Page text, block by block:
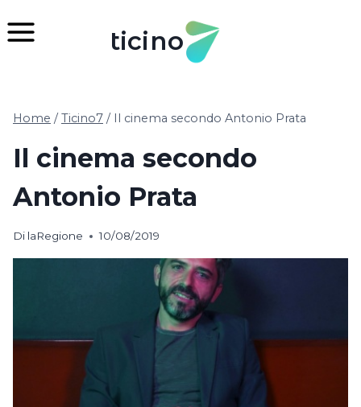
al
ticino
Home / Ticino7 / Il cinema secondo Antonio Prata
Il cinema secondo
Antonio Prata
Di laRegione 10/08/2019